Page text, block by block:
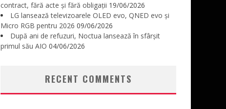
contract, fără acte și fără obligații 19/06/2026
LG lansează televizoarele OLED evo, QNED evo și
Micro RGB pentru 2026 09/06/2026
După ani de refuzuri, Noctua lansează în sfârșit
primul său AIO 04/06/2026
RECENT COMMENTS